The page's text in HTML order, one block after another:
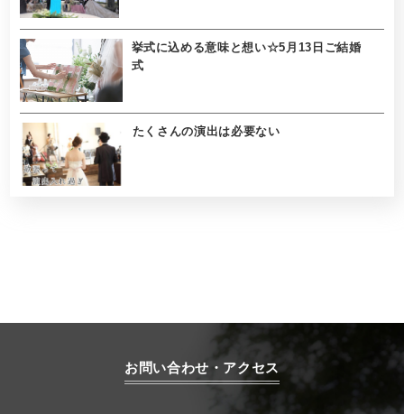
挙式に込める意味と想い☆5月13日ご結婚
式
たくさんの演出は必要ない
お問い合わせ・アクセス